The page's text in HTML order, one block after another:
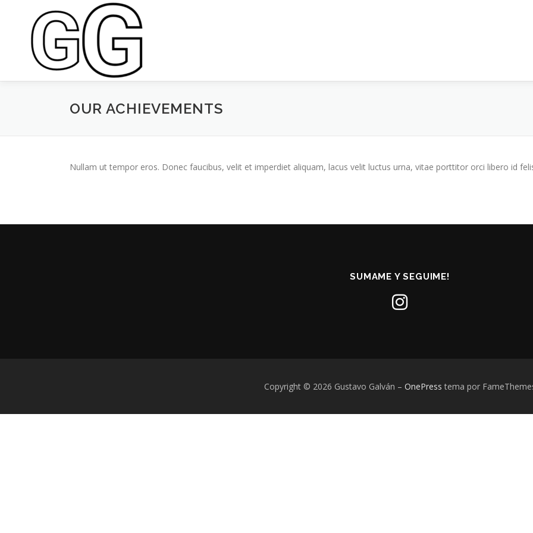
contenido
OUR ACHIEVEMENTS
Nullam ut tempor eros. Donec faucibus, velit et imperdiet aliquam, lacus velit luctus urna, vitae porttitor orci libero id
SUMAME Y SEGUIME!
Copyright © 2026 Gustavo Galván – OnePress tema por